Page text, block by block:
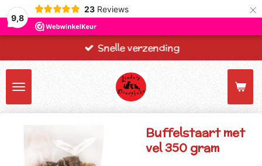
9,8
23 Reviews ×
Snelle verzending
Buffelstaart met
vel 350 gram